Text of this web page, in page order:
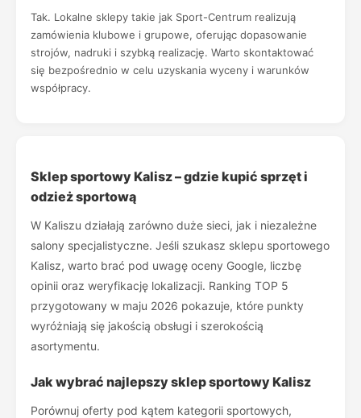
Tak. Lokalne sklepy takie jak Sport-Centrum realizują
zamówienia klubowe i grupowe, oferując dopasowanie
strojów, nadruki i szybką realizację. Warto skontaktować
się bezpośrednio w celu uzyskania wyceny i warunków
współpracy.
Sklep sportowy Kalisz – gdzie kupić sprzęt i
odzież sportową
W Kaliszu działają zarówno duże sieci, jak i niezależne
salony specjalistyczne. Jeśli szukasz sklepu sportowego
Kalisz, warto brać pod uwagę oceny Google, liczbę
opinii oraz weryfikację lokalizacji. Ranking TOP 5
przygotowany w maju 2026 pokazuje, które punkty
wyróżniają się jakością obsługi i szerokością
asortymentu.
Jak wybrać najlepszy sklep sportowy Kalisz
Porównuj oferty pod kątem kategorii sportowych,